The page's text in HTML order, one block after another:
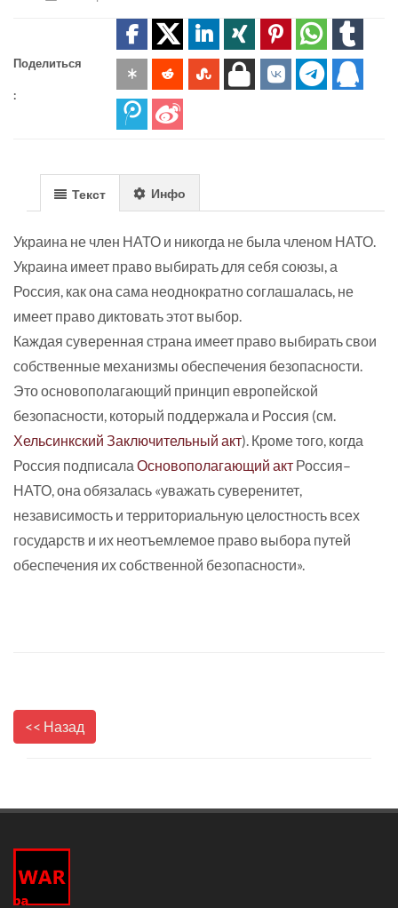
Поделиться
:
Текст Инфо
Украина не член НАТО и никогда не была членом НАТО.
Украина имеет право выбирать для себя союзы, а
Россия, как она сама неоднократно соглашалась, не
имеет право диктовать этот выбор.
Каждая суверенная страна имеет право выбирать свои
собственные механизмы обеспечения безопасности.
Это основополагающий принцип европейской
безопасности, который поддержала и Россия (см.
Хельсинкский Заключительный акт). Кроме того, когда
Россия подписала Основополагающий акт Россия–
НАТО, она обязалась «уважать суверенитет,
независимость и территориальную целостность всех
государств и их неотъемлемое право выбора путей
обеспечения их собственной безопасности».
<< Назад